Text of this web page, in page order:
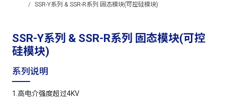
SSR-Y系列 & SSR-R系列 固态模块(可控硅模块)
SSR-Y系列 & SSR-R系列 固态模块(可控
硅模块)
系列说明
1.高电介强度超过4KV